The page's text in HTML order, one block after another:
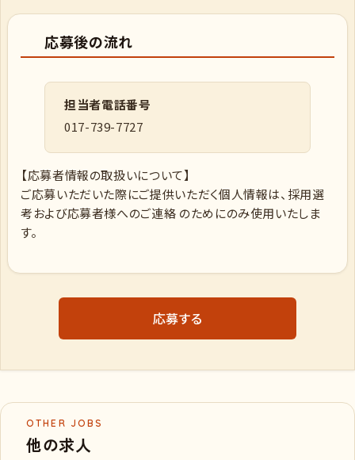
応募後の流れ
担当者電話番号
017-739-7727
【応募者情報の取扱いについて】
ご応募いただいた際にご提供いただく個人情報は、採用選
考および応募者様へのご連絡 のためにのみ使用いたしま
す。
応募する
OTHER JOBS
他の求人